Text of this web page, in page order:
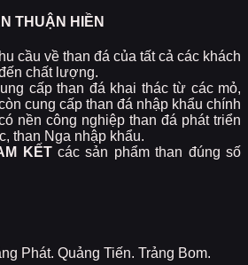
THUẬN HIỀN
cầu về than đá của tất cả các khách
chất lượng.
cấp than đá khai thác từ các mỏ,
cung cấp than đá nhập khẩu chính
nền công nghiệp than đá phát triển
than Nga nhập khẩu.
KẾTcác sản phẩm than đúng số
Phát. Quảng Tiến. Trảng Bom.